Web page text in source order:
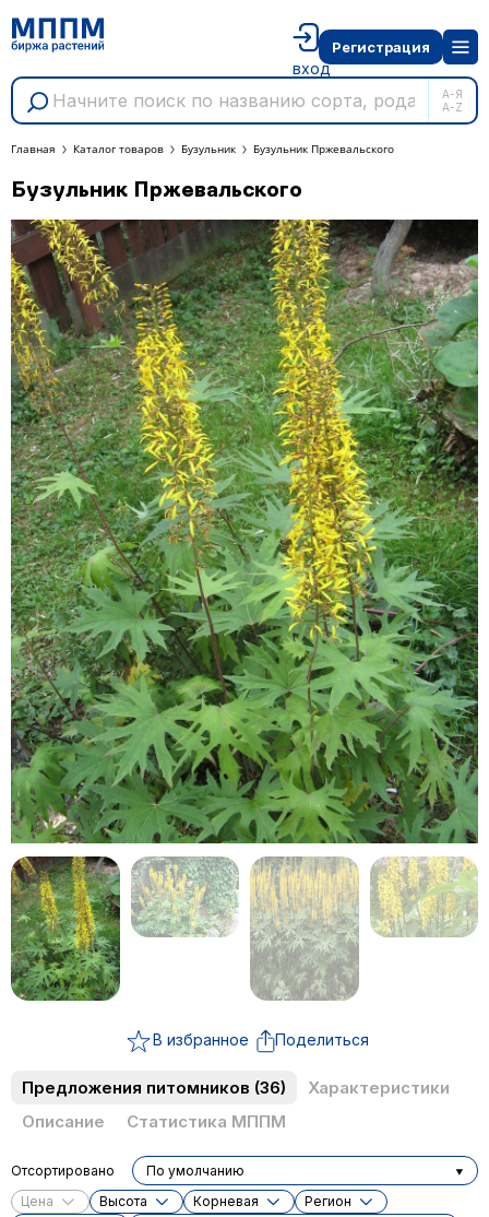
А-Я
A-Z
вход
Регистрация
Главная Каталог товаров Бузульник Бузульник Пржевальского
Бузульник Пржевальского
В избранное Поделиться
Предложения питомников (36)
Характеристики
Описание
Статистика МППМ
Цена Высота Корневая
Регион
Отсортировано По умолчанию